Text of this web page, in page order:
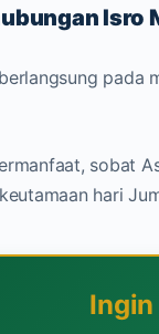
Isro
berlangsung
sobat
hari
Ingin